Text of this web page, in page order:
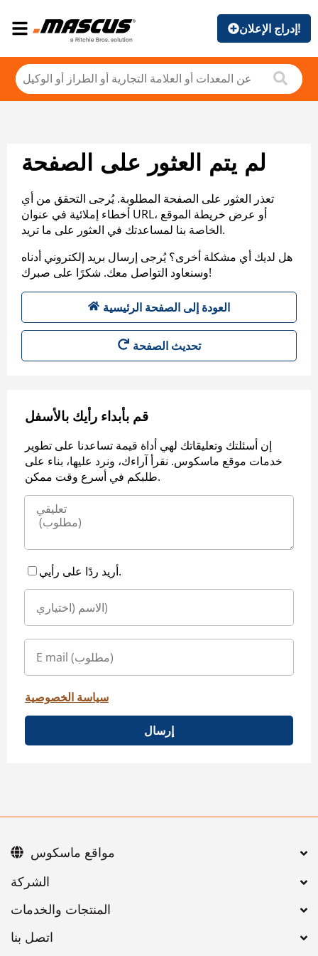
إدراج الإعلان!
لم يتم العثور على الصفحة
تعذر العثور على الصفحة المطلوبة. يُرجى التحقق من أي
أخطاء إملائية في عنوان URL، أو عرض خريطة الموقع
الخاصة بنا لمساعدتك في العثور على ما تريد.
هل لديك أي مشكلة أخرى؟ يُرجى إرسال بريد إلكتروني أدناه
وسنعاود التواصل معك. شكرًا على صبرك!
العودة إلى الصفحة الرئيسية
تحديث الصفحة
قم بأبداء رأيك بالأسفل
إن أسئلتك وتعليقاتك لهي أداة قيمة تساعدنا على تطوير
خدمات موقع ماسكوس. نقرأ آراءك، ونرد عليها، بناء على
طلبكم في أسرع وقت ممكن.
أريد ردًا على رأيي.
سياسة الخصوصية
إرسال
اتصل بنا
مواقع ماسكوس